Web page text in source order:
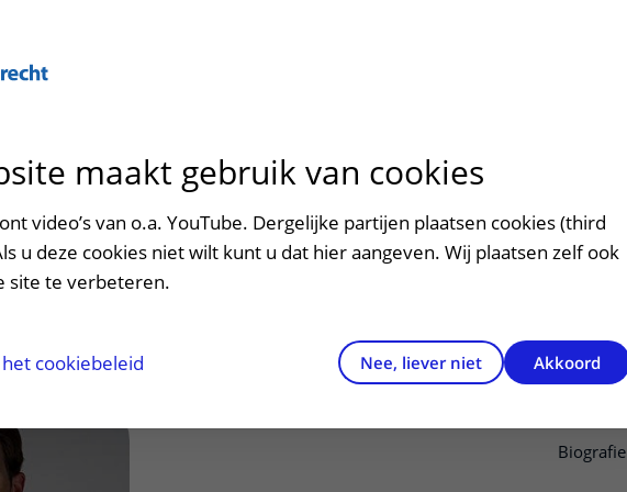
patiëntportaal
het ziekenhuis
en voorzieningen
en veiligheid
Contact en route
Contactgegevens
Verwijzers
Teleconsult aanvragen
Zorgverlenersportaal
M. (Martin)
Biografie
maakt gebruik van cookies
video’s van o.a. YouTube. Dergelijke partijen plaatsen cookies (third
u deze cookies niet wilt kunt u dat hier aangeven. Wij plaatsen zelf ook
site te verbeteren.
cookiebeleid Nee, liever niet Akkoord